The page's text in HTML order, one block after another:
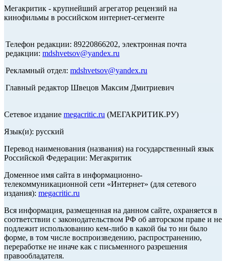
Мегакритик - крупнейший агрегатор рецензий на
кинофильмы в российском интернет-сегменте
Телефон редакции: 89220866202, электронная почта
редакции: mdshvetsov@yandex.ru
Рекламный отдел: mdshvetsov@yandex.ru
Главный редактор Швецов Максим Дмитриевич
Сетевое издание megacritic.ru (МЕГАКРИТИК.РУ)
Язык(и): русский
Перевод наименования (названия) на государственный язык
Российской Федерации: Мегакритик
Доменное имя сайта в информационно-
телекоммуникационной сети «Интернет» (для сетевого
издания): megacritic.ru
Вся информация, размещенная на данном сайте, охраняется в
соответствии с законодательством РФ об авторском праве и не
подлежит использованию кем-либо в какой бы то ни было
форме, в том числе воспроизведению, распространению,
переработке не иначе как с письменного разрешения
правообладателя.